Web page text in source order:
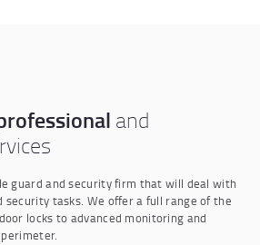
and
guard and security firm that will deal with
security tasks. We offer a full range of the
locks to advanced monitoring and